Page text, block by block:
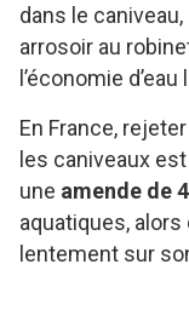
dans le
arrosoir au
l’économie
En France, rejeter
les caniveaux
une amende de
aquatiques, alors
lentement sur